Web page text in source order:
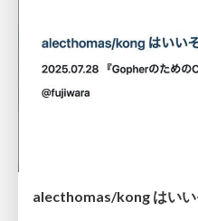
alecthomas/kong はい